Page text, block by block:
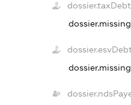
dossier.taxDebt